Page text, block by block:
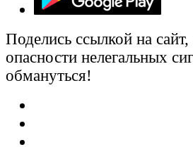
Поделись ссылкой на
опасности нелегальных
обмануться!